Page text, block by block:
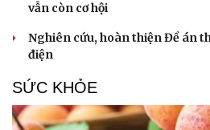
vẫn còn cơ hội
Nghiên cứu, hoàn thiện Đề án
điện
SỨC KHỎE